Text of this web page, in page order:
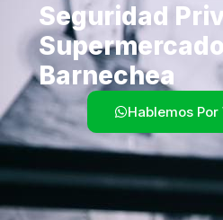
Seguridad
Barnechea
Hablemos